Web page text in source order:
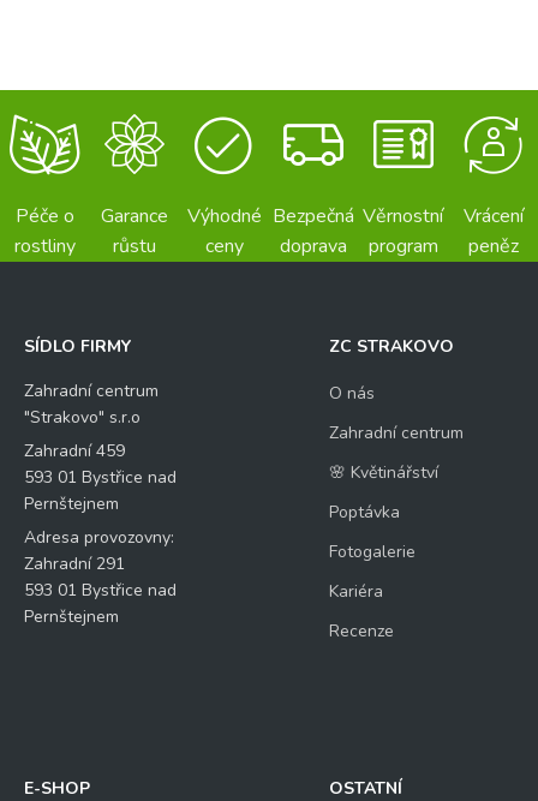
Péče o
rostliny
Garance
růstu
Výhodné
ceny
Bezpečná
doprava
Věrnostní
program
Vrácení
peněz
SÍDLO FIRMY
Zahradní centrum
"Strakovo" s.r.o
Zahradní 459
593 01 Bystřice nad
Pernštejnem
Adresa provozovny:
Zahradní 291
593 01 Bystřice nad
Pernštejnem
ZC STRAKOVO
O nás
Zahradní centrum
🌸 Květinářství
Poptávka
Fotogalerie
Kariéra
Recenze
E-SHOP OSTATNÍ